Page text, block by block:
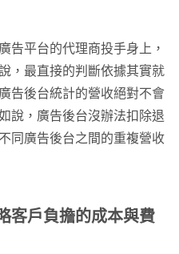
告平台的代理商投手身上，
，最直接的判斷依據其實就
告後台統計的營收絕對不會
說，廣告後台沒辦法扣除退
同廣告後台之間的重複營收
客戶負擔的成本與費